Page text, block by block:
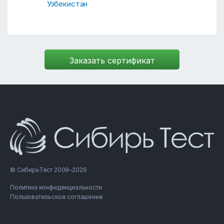
Узбекистан
© СибирьТест 2009–2026
Политика конфиденциальности
Пользовательское соглашение